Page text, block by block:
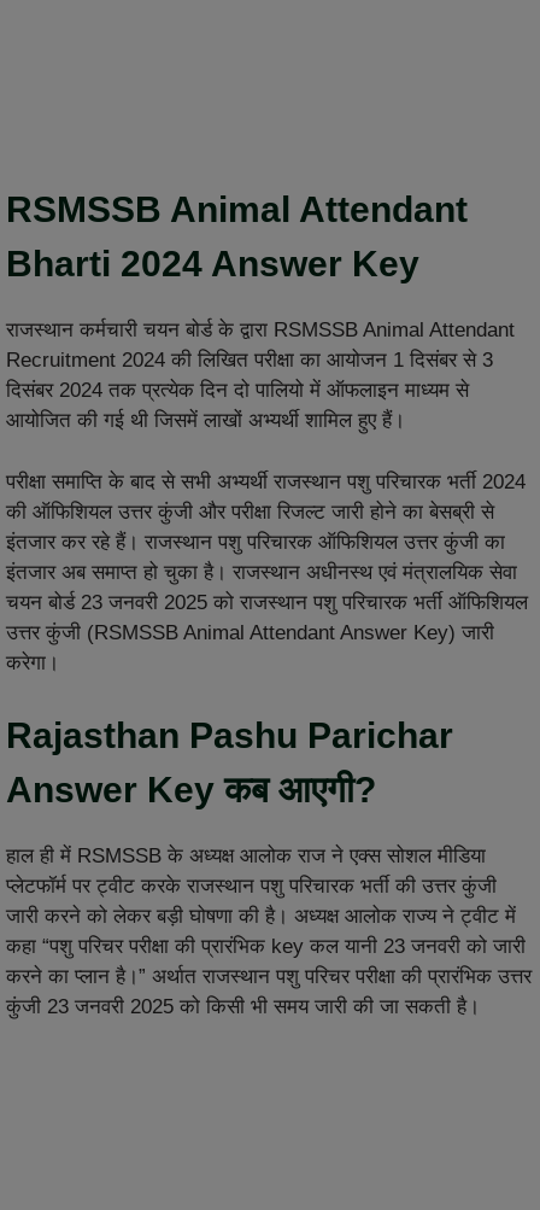
RSMSSB Animal Attendant
Bharti 2024 Answer Key
राजस्थान कर्मचारी चयन बोर्ड के द्वारा RSMSSB Animal Attendant
Recruitment 2024 की लिखित परीक्षा का आयोजन 1 दिसंबर से 3
दिसंबर 2024 तक प्रत्येक दिन दो पालियो में ऑफलाइन माध्यम से
आयोजित की गई थी जिसमें लाखों अभ्यर्थी शामिल हुए हैं।
परीक्षा समाप्ति के बाद से सभी अभ्यर्थी राजस्थान पशु परिचारक भर्ती 2024
की ऑफिशियल उत्तर कुंजी और परीक्षा रिजल्ट जारी होने का बेसब्री से
इंतजार कर रहे हैं। राजस्थान पशु परिचारक ऑफिशियल उत्तर कुंजी का
इंतजार अब समाप्त हो चुका है। राजस्थान अधीनस्थ एवं मंत्रालयिक सेवा
चयन बोर्ड 23 जनवरी 2025 को राजस्थान पशु परिचारक भर्ती ऑफिशियल
उत्तर कुंजी (RSMSSB Animal Attendant Answer Key) जारी
करेगा।
Rajasthan Pashu Parichar
Answer Key कब आएगी?
हाल ही में RSMSSB के अध्यक्ष आलोक राज ने एक्स सोशल मीडिया
प्लेटफॉर्म पर ट्वीट करके राजस्थान पशु परिचारक भर्ती की उत्तर कुंजी
जारी करने को लेकर बड़ी घोषणा की है। अध्यक्ष आलोक राज्य ने ट्वीट में
कहा “पशु परिचर परीक्षा की प्रारंभिक key कल यानी 23 जनवरी को जारी
करने का प्लान है।” अर्थात राजस्थान पशु परिचर परीक्षा की प्रारंभिक उत्तर
कुंजी 23 जनवरी 2025 को किसी भी समय जारी की जा सकती है।